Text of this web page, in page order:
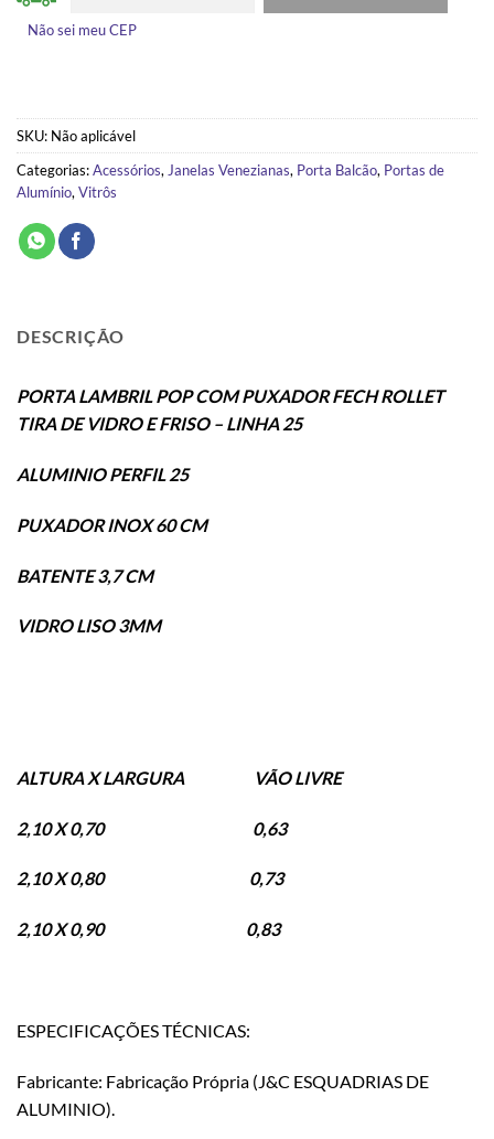
Não sei meu CEP
SKU: Não aplicável
Categorias:Acessórios,Janelas Venezianas, Porta Balcão, Portas de
Alumínio,Vitrôs
DESCRIÇÃO
PORTA LAMBRIL POP COM PUXADOR FECH ROLLET
TIRA DE VIDRO E FRISO – LINHA 25
ALUMINIO PERFIL 25
PUXADOR INOX 60 CM
BATENTE 3,7 CM
VIDRO LISO 3MM
ALTURA X LARGURA VÃO LIVRE
2,10 X 0,70 0,63
2,10 X 0,80 0,73
2,10 X 0,90 0,83
ESPECIFICAÇÕES TÉCNICAS:
Fabricante: Fabricação Própria (J&C ESQUADRIAS DE
ALUMINIO).